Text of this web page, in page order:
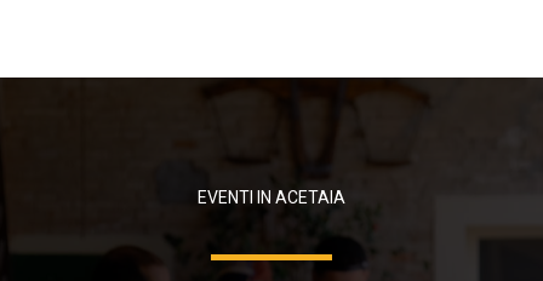
15,00 €
EVENTI IN ACETAIA